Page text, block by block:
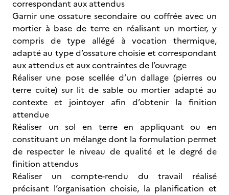
correspondant aux attendus
Garnir une ossature secondaire ou coffrée avec un
mortier à base de terre en réalisant un mortier, y
compris de type allégé à vocation thermique,
adapté au type d’ossature choisie et correspondant
aux attendus et aux contraintes de l’ouvrage
Réaliser une pose scellée d’un dallage (pierres ou
terre cuite) sur lit de sable ou mortier adapté au
contexte et jointoyer afin d’obtenir la finition
attendue
Réaliser un sol en terre en appliquant ou en
constituant un mélange dont la formulation permet
de respecter le niveau de qualité et le degré de
finition attendus
Réaliser un compte-rendu du travail réalisé
précisant l’organisation choisie, la planification et